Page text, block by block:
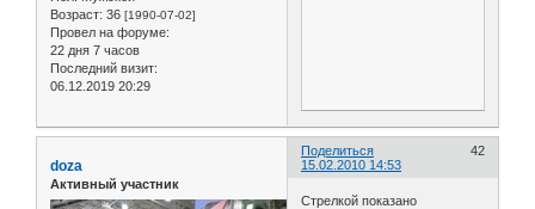
Возраст: 36 [1990-07-02]
Провел на форуме:
22 дня 7 часов
Последний визит:
06.12.2019 20:29
Поделиться
42
15.02.2010 14:53
doza
Активный участник
Стрелкой показано